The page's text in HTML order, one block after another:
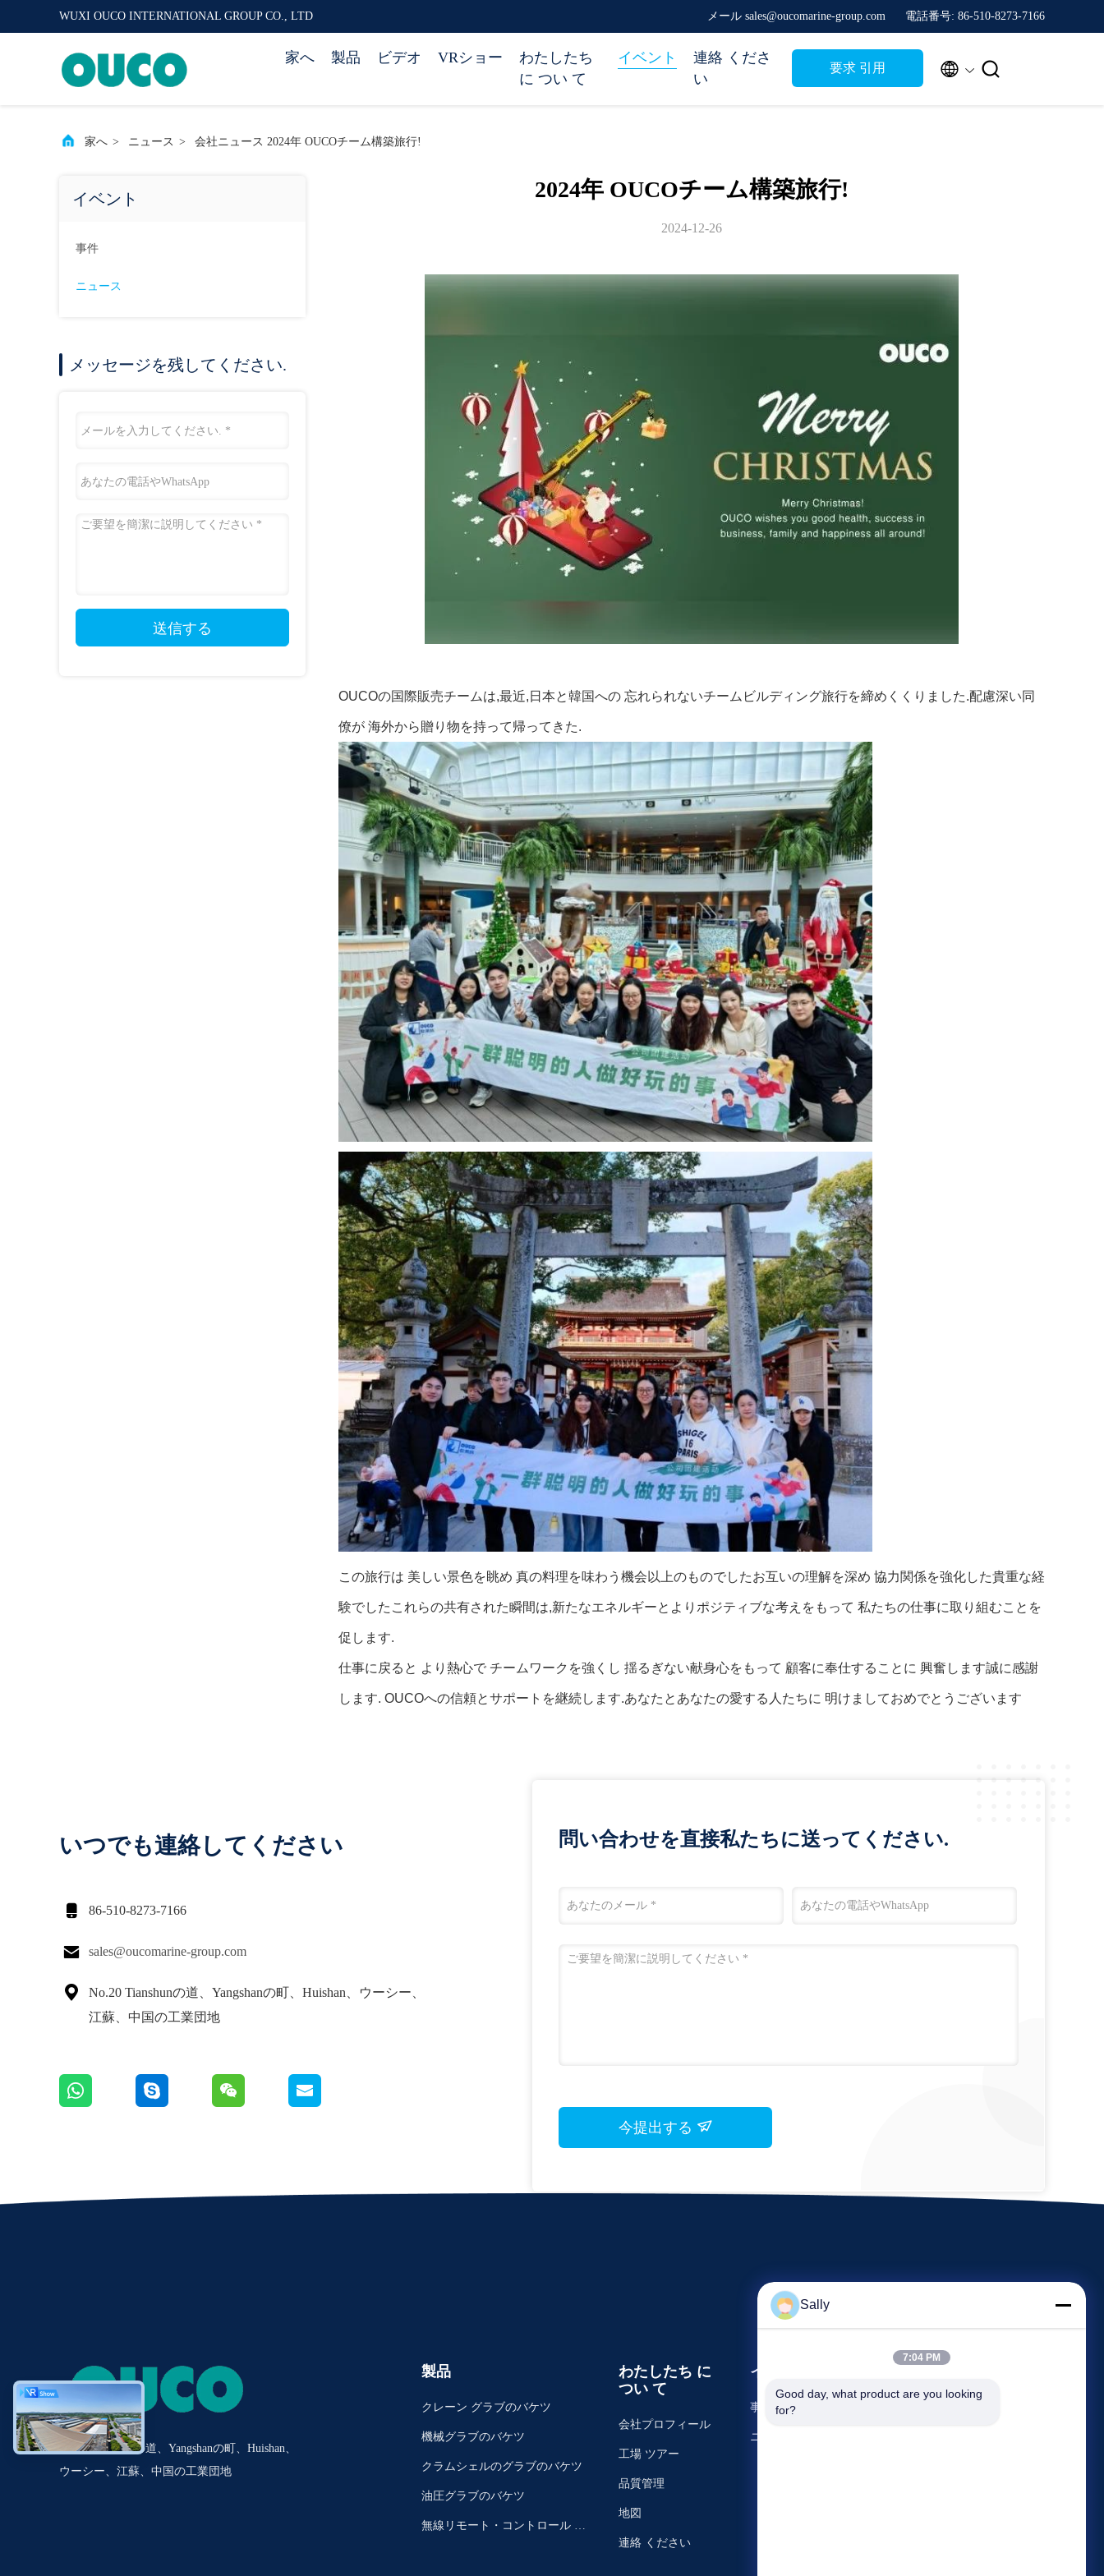
WUXI OUCO INTERNATIONAL GROUP CO., LTD メール sales@oucomarine-group.com 電話番号: 86-510-8273-7166
家へ 製品 ビデオ VRショー
わたしたち
に つい て
イベント
連絡 くださ
い
要求 引用  
家へ > ニュース > 会社ニュース 2024年 OUCOチーム構築旅行!
イベント
事件
ニュース
メッセージを残してください.
送信する
2024年 OUCOチーム構築旅行!
2024-12-26
OUCOの国際販売チームは,最近,日本と韓国への 忘れられないチームビルディング旅行を締めくくりました.配慮深い同
僚が 海外から贈り物を持って帰ってきた.
この旅行は 美しい景色を眺め 真の料理を味わう機会以上のものでしたお互いの理解を深め 協力関係を強化した貴重な経
験でしたこれらの共有された瞬間は,新たなエネルギーとよりポジティブな考えをもって 私たちの仕事に取り組むことを
促します.
仕事に戻ると より熱心で チームワークを強くし 揺るぎない献身心をもって 顧客に奉仕することに 興奮します誠に感謝
します. OUCOへの信頼とサポートを継続します.あなたとあなたの愛する人たちに 明けましておめでとうございます
いつでも連絡してください
 86-510-8273-7166
 sales@oucomarine-group.com

No.20 Tianshunの道、Yangshanの町、Huishan、ウーシー、
江蘇、中国の工業団地
問い合わせを直接私たちに送ってください.
今提出する
No.20 Tianshunの道、Yangshanの町、Huishan、
ウーシー、江蘇、中国の工業団地
製品
クレーン グラブのバケツ
機械グラブのバケツ
クラムシェルのグラブのバケツ
油圧グラブのバケツ
無線リモート・コントロール グ
わたしたち に
つい て
会社プロフィール
工場 ツアー
品質管理
地図
連絡 ください
イベント
事件
ニュース
Sally
7:04 PM
Good day, what product are you looking
for?